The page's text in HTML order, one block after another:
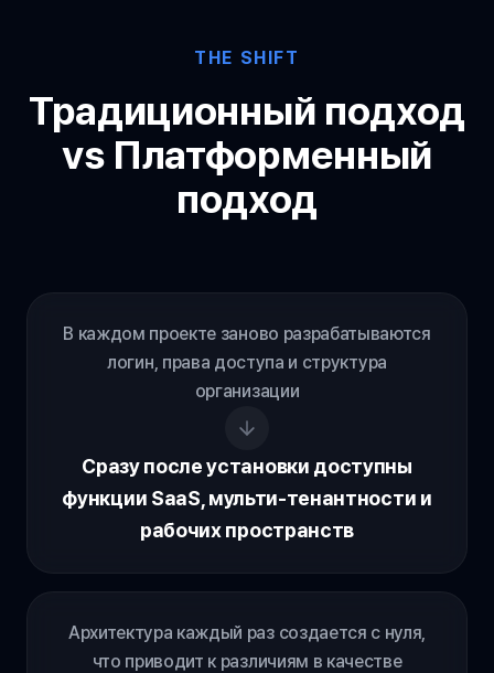
THE SHIFT
Традиционный подход
vs Платформенный
подход
В каждом проекте заново разрабатываются
логин, права доступа и структура
организации
Сразу после установки доступны
функции SaaS, мульти-тенантности и
рабочих пространств
Архитектура каждый раз создается с нуля,
что приводит к различиям в качестве